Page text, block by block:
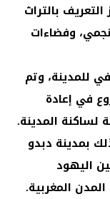
بالتراث
وفضاءات
للمدينة، وتم
في إعادة
لساكنة المدينة.
بمدينة دبدو
اليهود
المغربية.